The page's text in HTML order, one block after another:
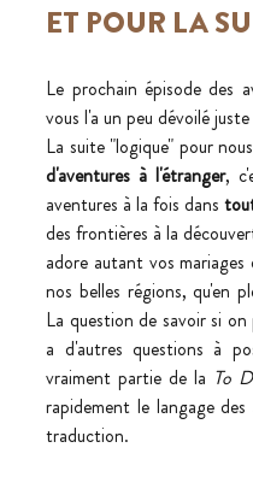
ET POUR LA
Le prochain épisode des
vous l'a un peu dévoilé
d'aventures à l'étranger,
aventures à la fois dans
des frontières à la
adore autant vos
nos belles régions, qu'en
La question de savoir si
a d'autres questions à
vraiment partie de la To
rapidement le langage
traduction.